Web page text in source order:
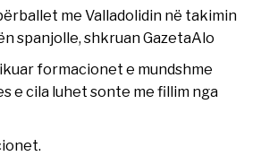
me Valladolidin në takimin
spanjolle, shkruan GazetaAlo
formacionet e mundshme
e cila luhet sonte me fillim nga